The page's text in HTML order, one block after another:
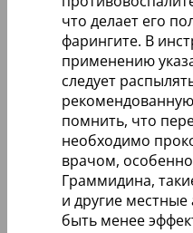
что делает его
фарингите. В
применению
следует
помнить, что
необходимо
врачом,
Граммидина,
и другие местные
быть менее